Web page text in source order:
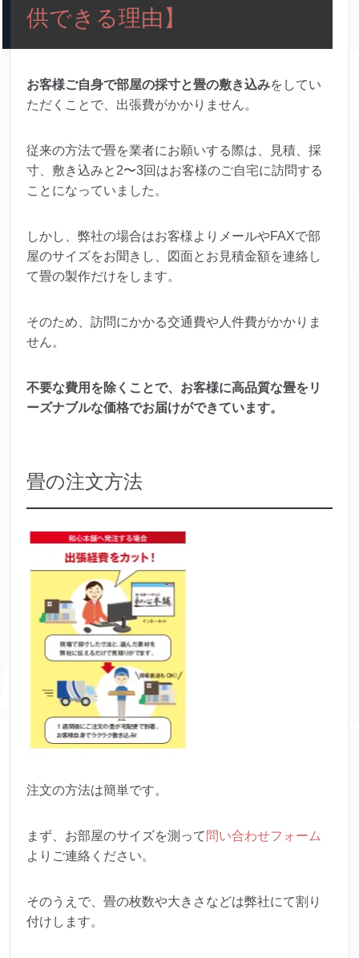
供できる理由】
お客様ご自身で部屋の採寸と畳の敷き込みをしてい
ただくことで、出張費がかかりません。
従来の方法で畳を業者にお願いする際は、見積、採
寸、敷き込みと2〜3回はお客様のご自宅に訪問する
ことになっていました。
しかし、弊社の場合はお客様よりメールやFAXで部
屋のサイズをお聞きし、図面とお見積金額を連絡し
て畳の製作だけをします。
そのため、訪問にかかる交通費や人件費がかかりま
せん。
不要な費用を除くことで、お客様に高品質な畳をリ
ーズナブルな価格でお届けができています。
畳の注文方法
注文の方法は簡単です。
まず、お部屋のサイズを測って 問い合わせフォーム
よりご連絡ください。
そのうえで、畳の枚数や大きさなどは弊社にて割り
付けします。